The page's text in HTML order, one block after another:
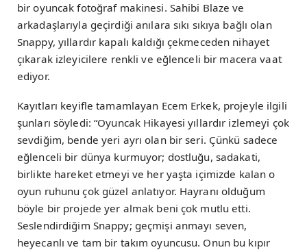
bir oyuncak fotoğraf makinesi. Sahibi Blaze ve
arkadaşlarıyla geçirdiği anılara sıkı sıkıya bağlı olan
Snappy, yıllardır kapalı kaldığı çekmeceden nihayet
çıkarak izleyicilere renkli ve eğlenceli bir macera vaat
ediyor.
Kayıtları keyifle tamamlayan Ecem Erkek, projeyle ilgili
şunları söyledi: “Oyuncak Hikayesi yıllardır izlemeyi çok
sevdiğim, bende yeri ayrı olan bir seri. Çünkü sadece
eğlenceli bir dünya kurmuyor; dostluğu, sadakati,
birlikte hareket etmeyi ve her yaşta içimizde kalan o
oyun ruhunu çok güzel anlatıyor. Hayranı olduğum
böyle bir projede yer almak beni çok mutlu etti.
Seslendirdiğim Snappy; geçmişi anmayı seven,
heyecanlı ve tam bir takım oyuncusu. Onun bu kıpır